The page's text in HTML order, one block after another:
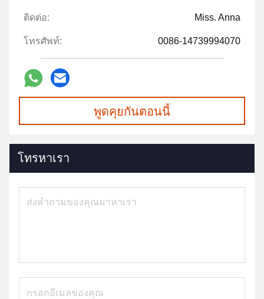
ติดต่อ: Miss. Anna
โทรศัพท์: 0086-14739994070
พูดคุยกันตอนนี้
โทรหาเรา